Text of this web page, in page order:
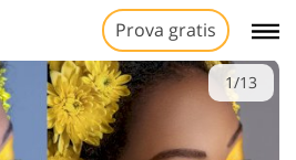
Prova gratis
1/13